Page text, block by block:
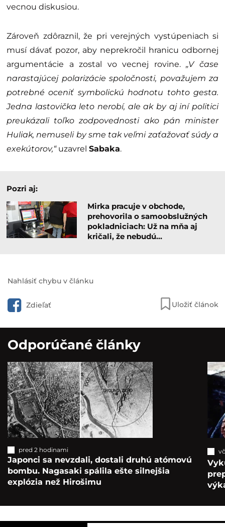
vecnou diskusiou.
Zároveň zdôraznil, že pri verejných vystúpeniach si
musí dávať pozor, aby neprekročil hranicu odbornej
argumentácie a zostal vo vecnej rovine.„V čase
narastajúcej polarizácie spoločnosti, považujem za
potrebné oceniť symbolickú hodnotu tohto gesta.
Jedna lastovička leto nerobí, ale ak by aj iní politici
preukázali toľko zodpovednosti ako pán minister
Huliak, nemuseli by sme tak veľmi zaťažovať súdy a
exekútorov,“uzavrel Sabaka.
Pozri aj:
Mirka pracuje v obchode,
prehovorila o samoobslužných
pokladniciach: Už na mňa aj
kričali, že nebudú…
Nahlásiť chybu v článku
Zdieľať Uložiť článok
Odporúčané články
pred 2 hodinami
Japonci sa nevzdali, dostali druhú atómovú
bombu. Nagasaki spálila ešte silnejšia
explózia než Hirošimu